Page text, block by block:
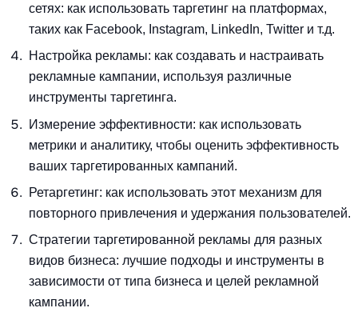
сетях: как использовать таргетинг на платформах,
таких как Facebook, Instagram, LinkedIn, Twitter и т.д.
Настройка рекламы: как создавать и настраивать
рекламные кампании, используя различные
инструменты таргетинга.
Измерение эффективности: как использовать
метрики и аналитику, чтобы оценить эффективность
ваших таргетированных кампаний.
Ретаргетинг: как использовать этот механизм для
повторного привлечения и удержания пользователей.
Стратегии таргетированной рекламы для разных
видов бизнеса: лучшие подходы и инструменты в
зависимости от типа бизнеса и целей рекламной
кампании.